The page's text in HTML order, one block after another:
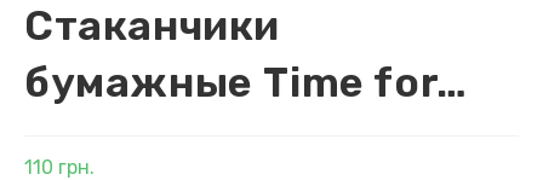
Стаканчики
бумажные Time for…
110 грн.